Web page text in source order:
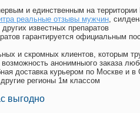
и единственным на территории
реальные отзывы мужчин,
известных препаратов
гарантируется официальным
и скромных клиентов, которым
анонимныого заказа
доставка курьером по Москве и в
регионы 1м классом
выгодно